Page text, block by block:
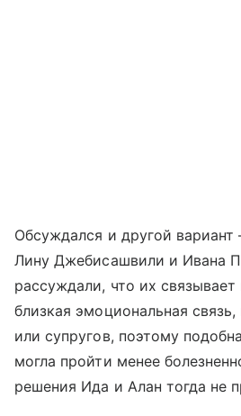
Обсуждался и другой
Лину Джебисашвили и Ивана
рассуждали, что их связывает
близкая эмоциональная
или супругов, поэтому
могла пройти менее
решения Ида и Алан тогда не